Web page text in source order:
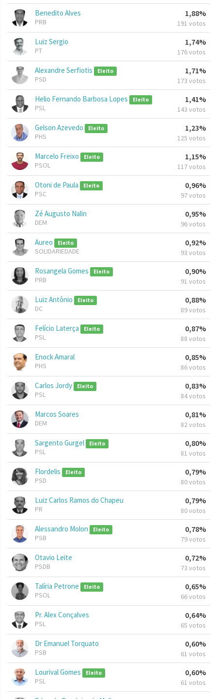
Benedito Alves
PRB
1,88%
191 votos
Luiz Sergio
PT
1,74%
176 votos
Alexandre Serfiotis Eleito
PSD
1,71%
173 votos
Helio Fernando Barbosa Lopes Eleito
PSL
1,41%
143 votos
Gelson Azevedo Eleito
PHS
1,23%
125 votos
Marcelo Freixo Eleito
PSOL
1,15%
117 votos
Otoni de Paula Eleito
PSC
0,96%
97 votos
Zé Augusto Nalin
DEM
0,95%
96 votos
Aureo Eleito
SOLIDARIEDADE
0,92%
93 votos
Rosangela Gomes Eleito
PRB
0,90%
91 votos
Luiz Antônio Eleito
DC
0,88%
89 votos
Felício Laterça Eleito
PSL
0,87%
88 votos
Enock Amaral
PHS
0,85%
86 votos
Carlos Jordy Eleito
PSL
0,83%
84 votos
Marcos Soares
DEM
0,81%
82 votos
Sargento Gurgel Eleito
PSL
0,80%
81 votos
Flordelis Eleito
PSD
0,79%
80 votos
Luiz Carlos Ramos do Chapeu
PR
0,79%
80 votos
Alessandro Molon Eleito
PSB
0,78%
79 votos
Otavio Leite
PSDB
0,72%
73 votos
Talíria Petrone Eleito
PSOL
0,65%
66 votos
Pr. Alex Conçalves
PSL
0,64%
65 votos
Dr Emanuel Torquato
PSB
0,60%
61 votos
Lourival Gomes Eleito
PSL
0,60%
61 votos